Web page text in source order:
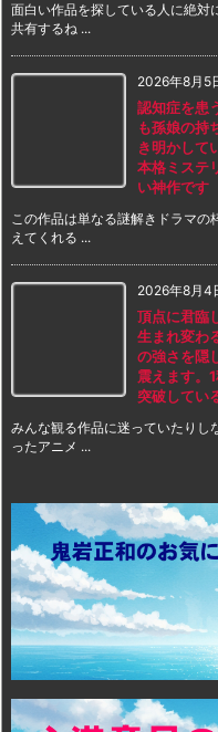
面白い作品を探している人に絶対
共有するね ...
2026年8月5
認知症を患
も孫娘の持
き明かして
本格ミステ
い神作です
この作品は単なる謎解きドラマ
えてくれる ...
2026年8月4
頂点に君臨
生まれ変わ
の強さを隠
震えます。
突破してい
みんな観る作品に迷っていたりし
ったアニメ ...